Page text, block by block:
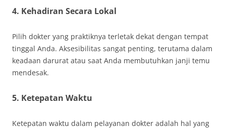
4. Kehadiran Secara Lokal
Pilih dokter yang praktiknya terletak dekat dengan tempat
tinggal Anda. Aksesibilitas sangat penting, terutama dalam
keadaan darurat atau saat Anda membutuhkan janji temu
mendesak.
5. Ketepatan Waktu
Ketepatan waktu dalam pelayanan dokter adalah hal yang